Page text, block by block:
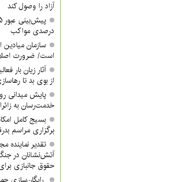
آزاد را وصول کند
درصدی مواکب
سازمان
است/ ضرورت
آثار زیان بار
از بوی بد تا
پایش میدانی
خدمت‌رسان به
بسیج کامل
برگزاری مراسم
تقدیر نماینده
آتش‌نشانان در
حقوق جانبازی